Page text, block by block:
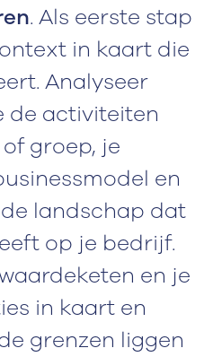
. Als eerste stap
in kaart die
Analyseer
de activiteiten
groep, je
en
landschap dat
op je bedrijf.
en je
in kaart en
grenzen liggen